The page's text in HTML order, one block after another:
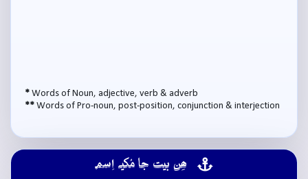
* Words of Noun, adjective, verb & adverb
** Words of Pro-noun, post-position, conjunction & interjection
ھِن بيت جا مُکيہ اِسم